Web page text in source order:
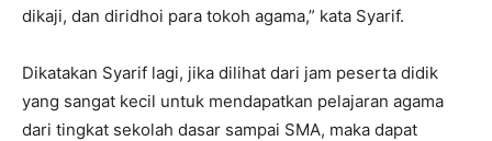
dikaji, dan diridhoi para tokoh agama,” kata Syarif.
Dikatakan Syarif lagi, jika dilihat dari jam peserta didik
yang sangat kecil untuk mendapatkan pelajaran agama
dari tingkat sekolah dasar sampai SMA, maka dapat